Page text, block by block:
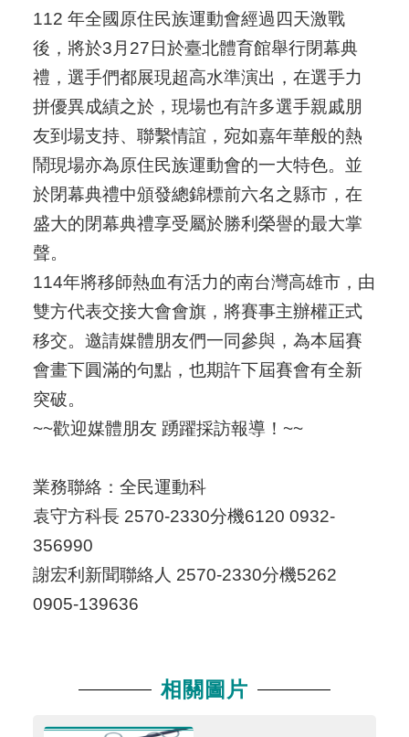
112 年全國原住民族運動會經過四天激戰
後，將於3月27日於臺北體育館舉行閉幕典
禮，選手們都展現超高水準演出，在選手力
拼優異成績之於，現場也有許多選手親戚朋
友到場支持、聯繫情誼，宛如嘉年華般的熱
鬧現場亦為原住民族運動會的一大特色。並
於閉幕典禮中頒發總錦標前六名之縣市，在
盛大的閉幕典禮享受屬於勝利榮譽的最大掌
聲。
114年將移師熱血有活力的南台灣高雄市，由
雙方代表交接大會會旗，將賽事主辦權正式
移交。邀請媒體朋友們一同參與，為本屆賽
會畫下圓滿的句點，也期許下屆賽會有全新
突破。
~~歡迎媒體朋友 踴躍採訪報導！~~
業務聯絡：全民運動科
袁守方科長 2570-2330分機6120 0932-
356990
謝宏利新聞聯絡人 2570-2330分機5262
0905-139636
相關圖片